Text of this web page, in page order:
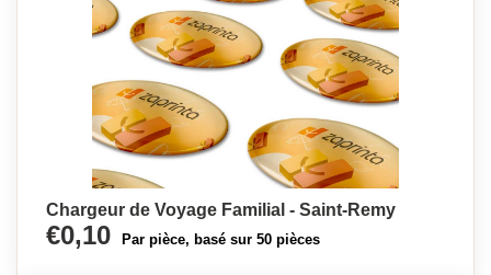
Chargeur de Voyage Familial - Saint-Remy
€0,10 Par pièce, basé sur 50 pièces